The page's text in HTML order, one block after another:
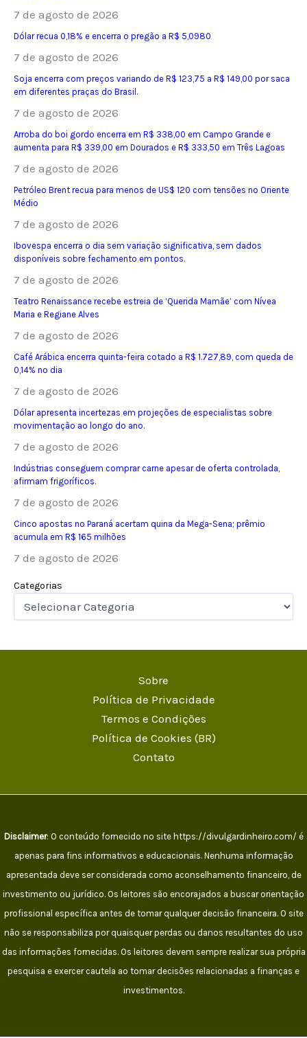
7 de agosto de 2026
Dólar recua 0,18% e encerra o pregão a R$ 5,0980
7 de agosto de 2026
Soja encerra com preços variando de R$ 123,75 a R$ 149,00 por saca
em diferentes praças do Brasil.
7 de agosto de 2026
Arroba do boi gordo encerra em R$ 338,00 em Campo Grande e
aumenta para R$ 339,00 em Dourados e R$ 333,50 em Três Lagoas
7 de agosto de 2026
Petróleo Brent recua para menos de US$ 120 com tensões no Oriente
Médio
7 de agosto de 2026
Ibovespa encerra o dia sem variação significativa, sem dados
disponíveis sobre fechamento em pontos.
7 de agosto de 2026
Teatro Renaissance recebe estreia de ‘Querida Mamãe’ com Nívea
Maria e Regiane Alves
7 de agosto de 2026
Café Arábica encerra quinta-feira cotado a R$ 1.727,89, com queda de
0,14% no dia
7 de agosto de 2026
Dólar apresenta incertezas em projeções de especialistas sobre
movimentação ao longo do ano.
7 de agosto de 2026
Indústrias conseguem comprar carne apesar de oferta controlada,
afirmam frigoríficos.
7 de agosto de 2026
Cinco apostas no Paraná acertam quina da Mega-Sena; prêmio
acumula em R$ 165 milhões
7 de agosto de 2026
Categorias
Sobre
Política de Privacidade
Termos e Condições
Política de Cookies (BR)
Contato
Disclaimer: O conteúdo fornecido no site https://divulgardinheiro.com/ é
apenas para fins informativos e educacionais. Nenhuma informação
apresentada deve ser considerada como aconselhamento financeiro, de
investimento ou jurídico. Os leitores são encorajados a buscar orientação
profissional específica antes de tomar qualquer decisão financeira. O site
não se responsabiliza por quaisquer perdas ou danos resultantes do uso
das informações fornecidas. Os leitores devem sempre realizar sua própria
pesquisa e exercer cautela ao tomar decisões relacionadas a finanças e
investimentos.